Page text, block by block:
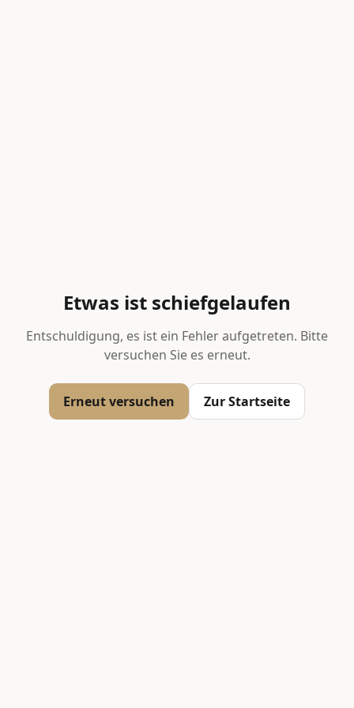
Etwas ist schiefgelaufen
Entschuldigung, es ist ein Fehler aufgetreten. Bitte
versuchen Sie es erneut.
Erneut versuchen Zur Startseite